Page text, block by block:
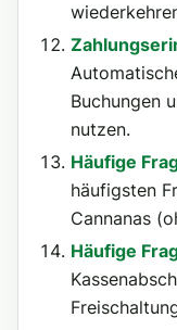
Buchungen
nutzen.
Häufige
häufigsten
Cannanas
Häufige